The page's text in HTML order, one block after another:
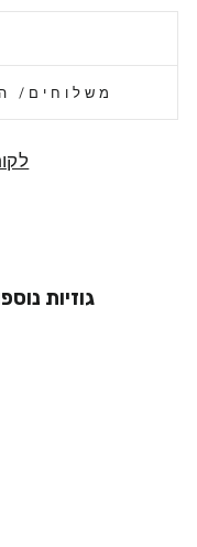
משלוחים/
גוזיות